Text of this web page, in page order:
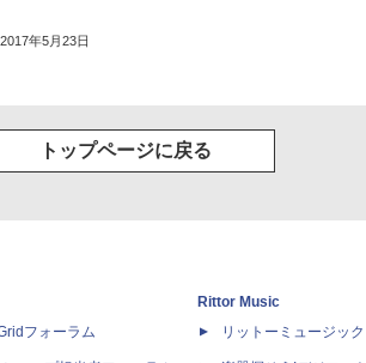
2017年5月23日
トップページに戻る
フォーラム
Rittor Music
リットーミュージック